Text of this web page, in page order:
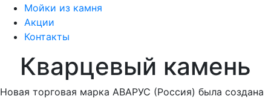
Мойки из камня
Акции
Контакты
Кварцевый камень
Новая торговая марка АВАРУС (Россия) была создана